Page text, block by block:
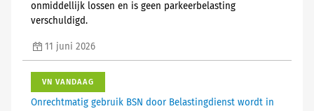
onmiddellijk lossen en is geen parkeerbelasting
verschuldigd.
11 juni 2026
VN VANDAAG
Onrechtmatig gebruik BSN door Belastingdienst wordt in